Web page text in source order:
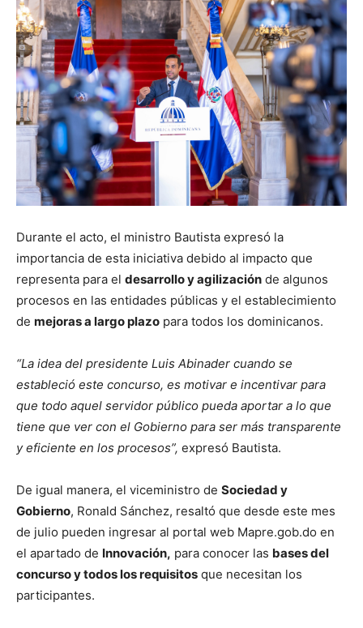
Durante el acto, el ministro Bautista expresó la
importancia de esta iniciativa debido al impacto que
representa para el desarrollo y agilización de algunos
procesos en las entidades públicas y el establecimiento
de mejoras a largo plazo para todos los dominicanos.
“La idea del presidente Luis Abinader cuando se
estableció este concurso, es motivar e incentivar para
que todo aquel servidor público pueda aportar a lo que
tiene que ver con el Gobierno para ser más transparente
y eficiente en los procesos”, expresó Bautista.
De igual manera, el viceministro de Sociedad y
Gobierno, Ronald Sánchez, resaltó que desde este mes
de julio pueden ingresar al portal web Mapre.gob.do en
el apartado de Innovación, para conocer las bases del
concurso y todos los requisitos que necesitan los
participantes.